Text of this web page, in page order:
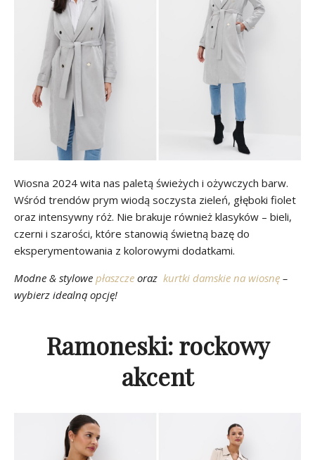
Wiosna 2024 wita nas paletą świeżych i ożywczych barw.
Wśród trendów prym wiodą soczysta zieleń, głęboki fiolet
oraz intensywny róż. Nie brakuje również klasyków – bieli,
czerni i szarości, które stanowią świetną bazę do
eksperymentowania z kolorowymi dodatkami.
Modne & stylowe płaszcze oraz kurtki damskie na wiosnę –
wybierz idealną opcję!
Ramoneski: rockowy
akcent